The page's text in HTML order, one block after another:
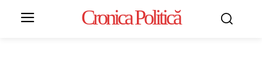
Cronica Politică